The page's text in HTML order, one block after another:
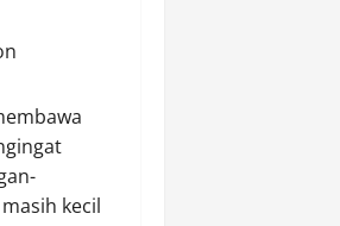
kecil